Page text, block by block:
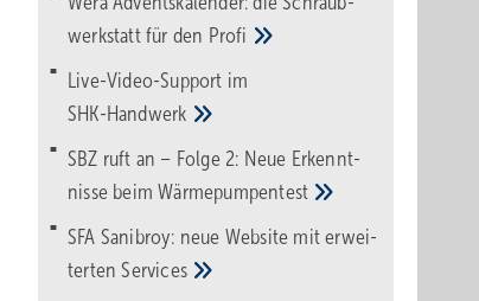
werk­statt für den Pro­fi
Live-Video-Support im
SHK-Handwerk
SBZ ruft an – Folge 2: Neue Erkennt­
nisse beimWärme­pumpen­test
SFA Sanibroy: neue Web­site mit erwei­
tertenServices